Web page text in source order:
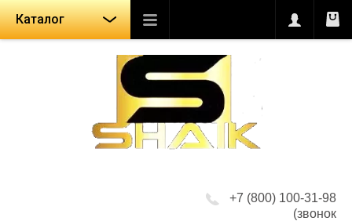
Каталог
+7 (800) 100-31-98
(звонок